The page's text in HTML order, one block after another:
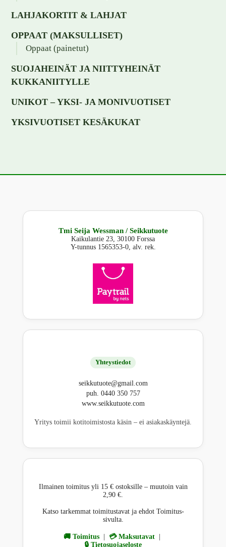
LAHJAKORTIT & LAHJAT
OPPAAT (MAKSULLISET)
Oppaat (painetut)
SUOJAHEINÄT JA NIITTYHEINÄT
KUKKANIITYLLE
UNIKOT – YKSI- JA MONIVUOTISET
YKSIVUOTISET KESÄKUKAT
Tmi Seija Wessman / Seikkutuote
Kaikulantie 23, 30100 Forssa
Y-tunnus 1565353-0, alv. rek.
Yhteystiedot
seikkutuote@gmail.com
puh. 0440 350 757
www.seikkutuote.com
Yritys toimii kotitoimistosta käsin – ei asiakaskäyntejä.
Ilmainen toimitus yli 15 € ostoksille – muutoin vain
2,90 €.
Katso tarkemmat toimitustavat ja ehdot Toimitus-
sivulta.
🚚 Toimitus | 💳 Maksutavat |
🔒 Tietosuojaseloste